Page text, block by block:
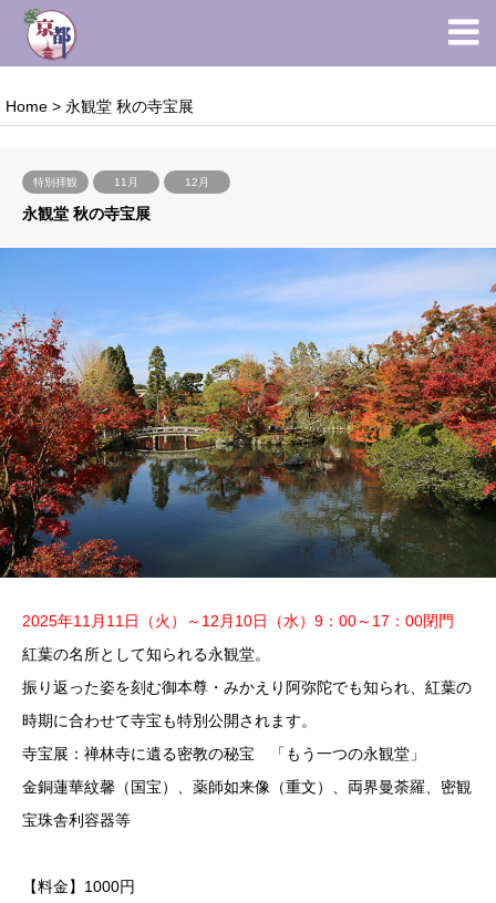
Home > 永観堂 秋の寺宝展
特別拝観 11月 12月
永観堂 秋の寺宝展
2025年11月11日（火）～12月10日（水）9：00～17：00閉門
紅葉の名所として知られる永観堂。
振り返った姿を刻む御本尊・みかえり阿弥陀でも知られ、紅葉の
時期に合わせて寺宝も特別公開されます。
寺宝展：禅林寺に遺る密教の秘宝 「もう一つの永観堂」
金銅蓮華紋馨（国宝）、薬師如来像（重文）、両界曼荼羅、密観
宝珠舎利容器等
【料金】1000円